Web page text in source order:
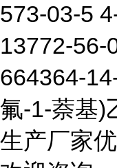
573-03-5
13772-56-
664364-
氟-1-萘基)
生产厂家